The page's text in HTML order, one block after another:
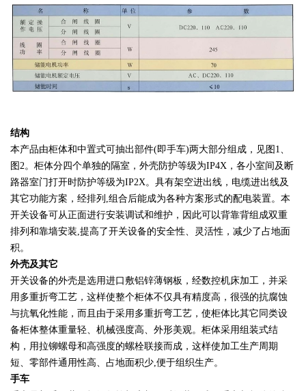
结构
本产品由柜体和中置式可抽出部件(即手车)两大部分组成，见图1、
图2。柜体分四个单独的隔室，外壳防护等级为IP4X，各小室间及断
路器室门打开时防护等级为IP2X。具有架空进出线，电缆进出线及
其它功能方案，经排列,组合后能成为各种方案形式的配电装置。本
开关设备可从正面进行安装调试和维护，因此可以背靠背组成双重
排列和靠墙安装,提高了开关设备的安全性、灵活性，减少了占地面
积。
外壳及其它
开关设备的外壳是选用进口敷铝锌薄钢板，经数控机床加工，并采
用多重折弯工艺，这样使整个柜体不仅具有精度高，很强的抗腐蚀
与抗氧化性能，而且由于采用多重折弯工艺，使柜体比其它同类设
备柜体整体重量轻、机械强度高、外形美观。柜体采用组装式结
构，用拉铆螺母和高强度的螺栓联接而成，这样使加工生产周期
短、零部件通用性高、占地面积少,便于组织生产。
手车